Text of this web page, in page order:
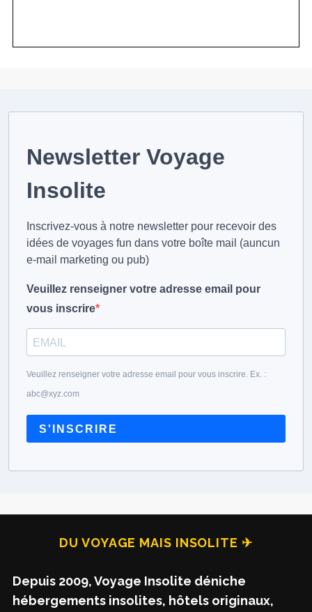
Newsletter Voyage
Insolite
Inscrivez-vous à notre newsletter pour recevoir des
idées de voyages fun dans votre boîte mail (auncun
e-mail marketing ou pub)
Veuillez renseigner votre adresse email pour
vous inscrire
Veuillez renseigner votre adresse email pour vous inscrire. Ex. :
abc@xyz.com
S'INSCRIRE
DU VOYAGE MAIS INSOLITE ✈
Depuis 2009, Voyage Insolite déniche
hébergements insolites, hôtels originaux,